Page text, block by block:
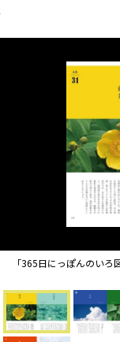
「365日にっぽんのいろ